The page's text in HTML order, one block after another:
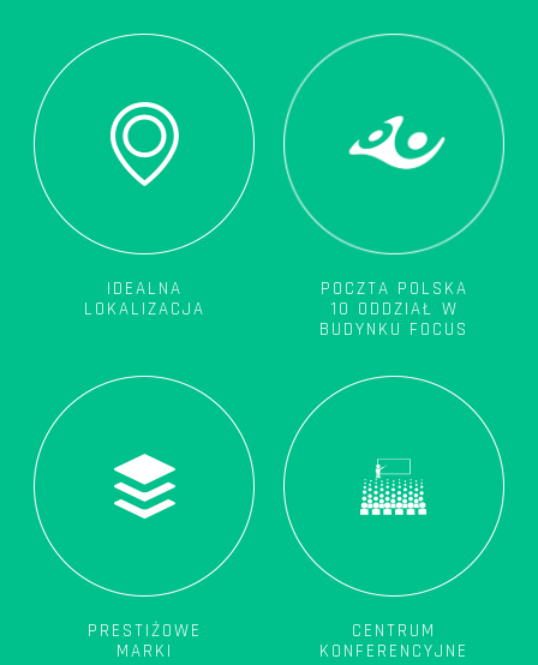
IDEALNA
LOKALIZACJA
POCZTA POLSKA
10 ODDZIAŁ W
BUDYNKU FOCUS
PRESTIŻOWE
MARKI
CENTRUM
KONFERENCYJNE